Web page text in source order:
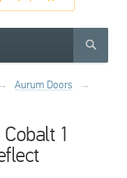
→ Aurum Doors
→
1